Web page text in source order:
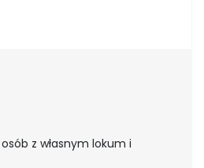
z własnym lokum i